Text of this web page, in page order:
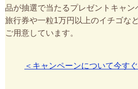
品が抽選で当たるプレゼントキャン
旅行券や一粒1万円以上のイチゴな
ご用意しています。
＜キャンペーンについて今す